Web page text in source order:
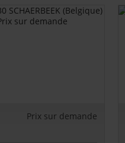
Prix sur demande